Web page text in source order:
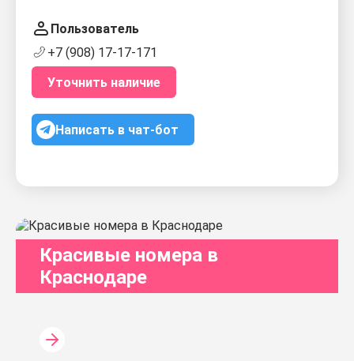
Пользователь
+7 (908) 17-17-171
Уточнить наличие
Написать в чат-бот
Красивые номера в
Краснодаре